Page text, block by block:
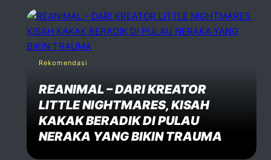
Rekomendasi
REANIMAL – DARI KREATOR
LITTLE NIGHTMARES, KISAH
KAKAK BERADIK DI PULAU
NERAKA YANG BIKIN TRAUMA